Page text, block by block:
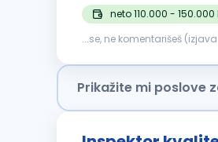
neto 110.000 -
Prikažite mi poslove